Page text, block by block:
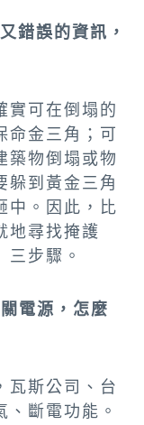
錯誤的資訊 ，
實可在倒塌的
命金三角；可
築物倒塌或物
躲到黃金三角
中。因此，比
地尋找掩護
步驟。
電源，怎麼
瓦斯公司、台
斷電功能。